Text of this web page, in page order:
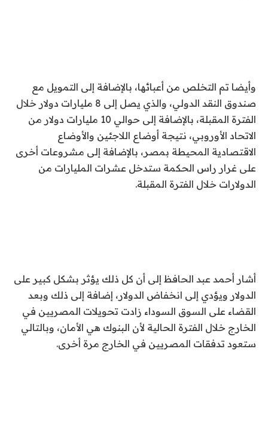
وأيضا تم التخلص من أعبائها، بالإضافة إلى التمويل مع
صندوق النقد الدولي، والذي يصل إلى 8 مليارات دولار خلال
الفترة المقبلة، بالإضافة إلى حوالي 10 مليارات دولار من
الاتحاد الأوروبي، نتيجة أوضاع اللاجئين والأوضاع
الاقتصادية المحيطة بمصر، بالإضافة إلى مشروعات أخرى
على غرار راس الحكمة ستدخل عشرات المليارات من
الدولارات خلال الفترة المقبلة.
أشار أحمد عبد الحافظ إلى أن كل ذلك يؤثر بشكل كبير على
الدولار ويؤدي إلى انخفاض الدولار، ‏إضافة إلى ذلك وبعد
القضاء على السوق السوداء زادت تحويلات المصريين في
الخارج خلال الفترة الحالية لأن البنوك هي الأمان، وبالتالي
ستعود تدفقات المصريين في الخارج مرة أخرى.